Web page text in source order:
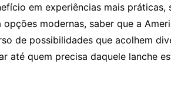
em experiências mais práticas,
modernas, saber que a
de possibilidades que acolhem
até quem precisa daquele lanche